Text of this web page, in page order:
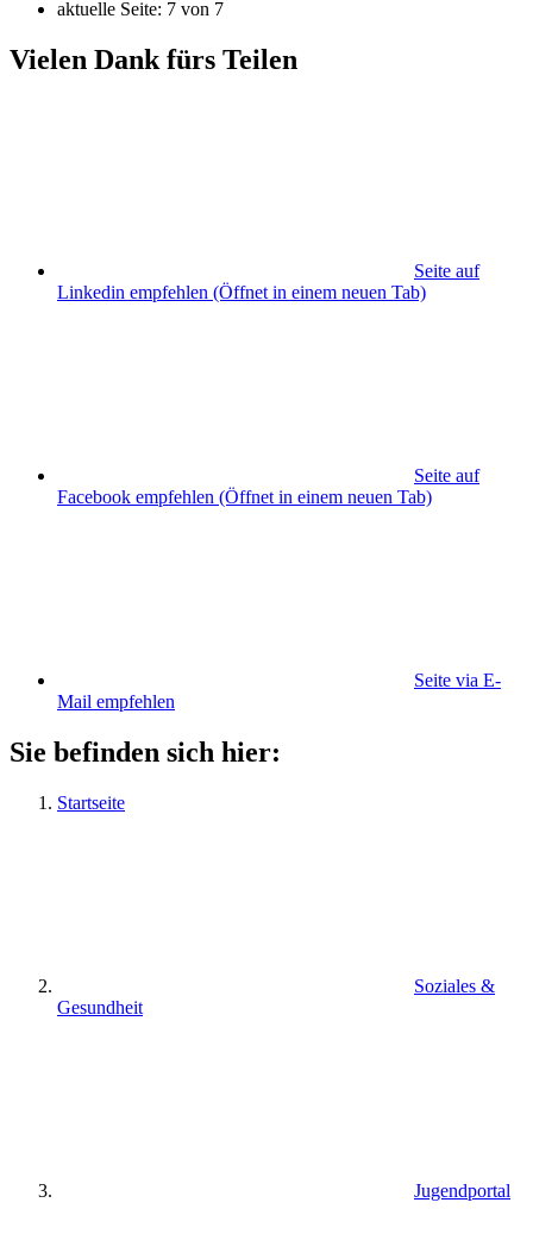
aktuelle Seite: 7 von 7
Vielen Dank fürs Teilen
Seite auf
Linkedin empfehlen (Öffnet in einem neuen Tab)
Seite auf
Facebook empfehlen (Öffnet in einem neuen Tab)
Seite via E-
Mail empfehlen
Sie befinden sich hier:
Startseite
Soziales &
Gesundheit
Jugendportal